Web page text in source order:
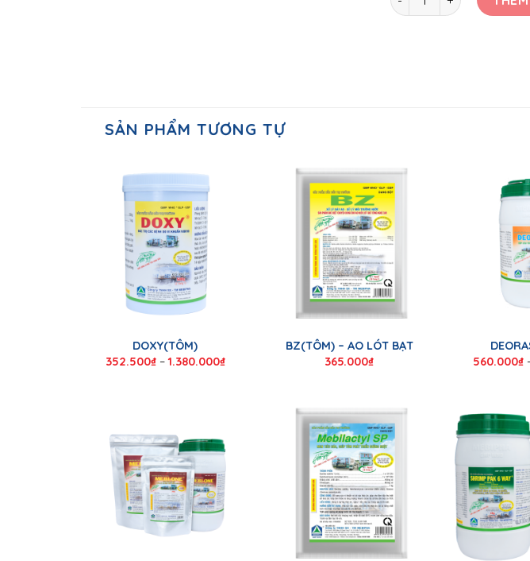
SẢN PHẨM TƯƠNG TỰ
DOXY(TÔM)
352.500₫–1.380.000₫
BZ(TÔM) – AO LÓT BẠT
365.000₫
560.000₫